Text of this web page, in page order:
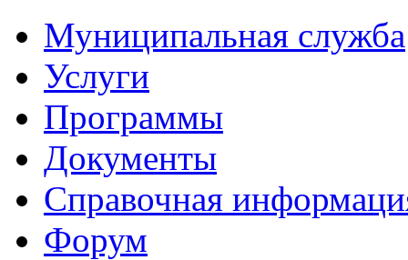
Муниципальная служба
Услуги
Программы
Документы
Справочная
Форум